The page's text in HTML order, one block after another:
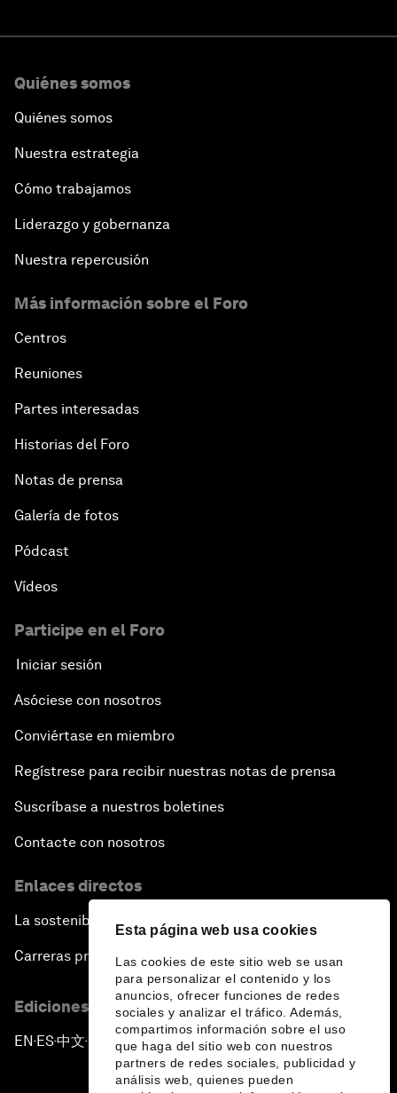
Esta página web usa cookies
Las cookies de este sitio web se usan
para personalizar el contenido y los
anuncios, ofrecer funciones de redes
sociales y analizar el tráfico. Además,
compartimos información sobre el uso
que haga del sitio web con nuestros
partners de redes sociales, publicidad y
análisis web, quienes pueden
Quiénes somos
Quiénes somos
Nuestra estrategia
Cómo trabajamos
Liderazgo y gobernanza
Nuestra repercusión
Más información sobre el Foro
Centros
Reuniones
Partes interesadas
Historias del Foro
Notas de prensa
Galería de fotos
Pódcast
Vídeos
Participe en el Foro
Iniciar sesión
Asóciese con nosotros
Conviértase en miembro
Regístrese para recibir nuestras notas de prensa
Suscríbase a nuestros boletines
Contacte con nosotros
Enlaces directos
La sostenibilidad en el Foro
Carreras profesionales
Ediciones en otros idiomas
EN ▪ ES▪中文▪ 日本語